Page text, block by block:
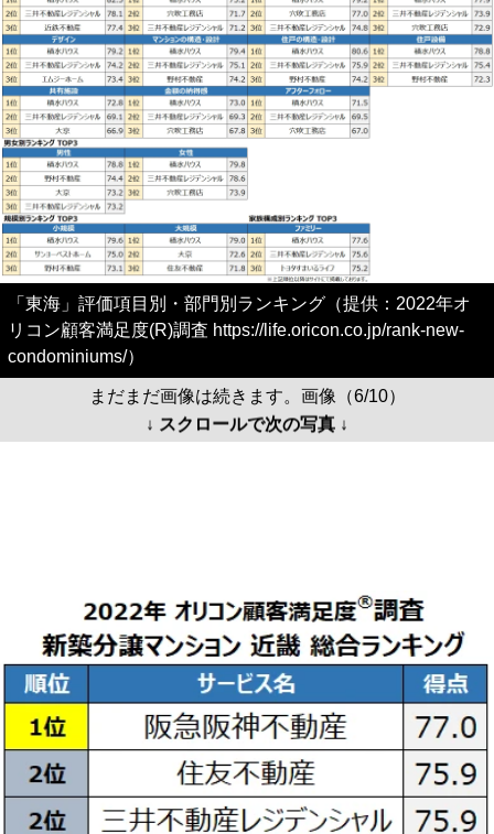
「東海」評価項目別・部門別ランキング（提供：2022年オ
リコン顧客満足度(R)調査 https://life.oricon.co.jp/rank-new-
condominiums/）
まだまだ画像は続きます。画像（6/10）
↓ スクロールで次の写真 ↓